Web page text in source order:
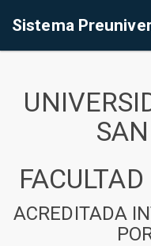
Sistema
ACREDITADA